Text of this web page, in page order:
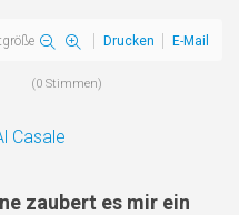
Drucken E-Mail
(0 Stimmen)
zaubert es mir ein